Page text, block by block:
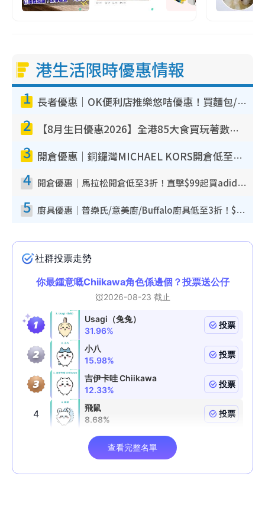
港生活限時優惠情報
1 長者優惠｜OK便利店推樂悠咭優惠！買麵包/牛奶/保健品拍卡即減
2 【8月生日優惠2026】全港85大食買玩著數攻略 自助餐/火鍋放題同行免費＋誠品/DONKI送現金券
3 開倉優惠｜銅鑼灣MICHAEL KORS開倉低至17折！直擊$500起買手袋/銀包/鞋款 必買經典Jet Set系列
4 開倉優惠｜馬拉松開倉低至3折！直擊$99起買adidas／New Balance／Puma鞋款 STANLEY保溫杯劈價至$119起
5 廚具優惠｜普樂氏/意美廚/Buffalo廚具低至3折！$89起買煎鍋／炒鑊／個人鍋 同場小家電激減至$99起